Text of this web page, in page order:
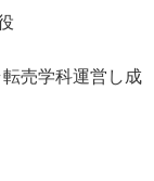
売学科運営し成